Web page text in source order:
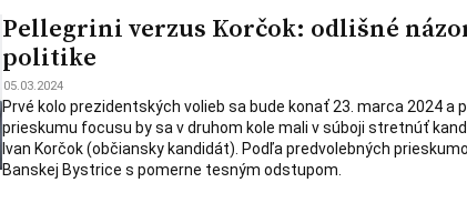
Pellegrini verzus Korčok: odlišné
politike
05.03.2024
Prvé kolo prezidentských volieb sa bude konať 23. marca 2024 a
prieskumu focusu by sa v druhom kole mali v súboji stretnúť
Ivan Korčok (občiansky kandidát). Podľa predvolebných
Banskej Bystrice s pomerne tesným odstupom.